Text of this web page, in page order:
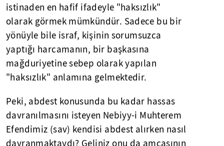
istinaden en hafif ifadeyle "haksızlık"
olarak görmek mümkündür. Sadece bu bir
yönüyle bile israf, kişinin sorumsuzca
yaptığı harcamanın, bir başkasına
mağduriyetine sebep olarak yapılan
"haksızlık" anlamına gelmektedir.
Peki, abdest konusunda bu kadar hassas
davranılmasını isteyen Nebiyy-i Muhterem
Efendimiz (sav) kendisi abdest alırken nasıl
davranmaktaydı? Geliniz onu da amcasının